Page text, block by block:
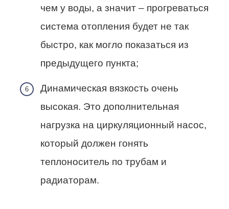
чем у воды, а значит – прогреваться
система отопления будет не так
быстро, как могло показаться из
предыдущего пункта;
Динамическая вязкость очень
высокая. Это дополнительная
нагрузка на циркуляционный насос,
который должен гонять
теплоноситель по трубам и
радиаторам.